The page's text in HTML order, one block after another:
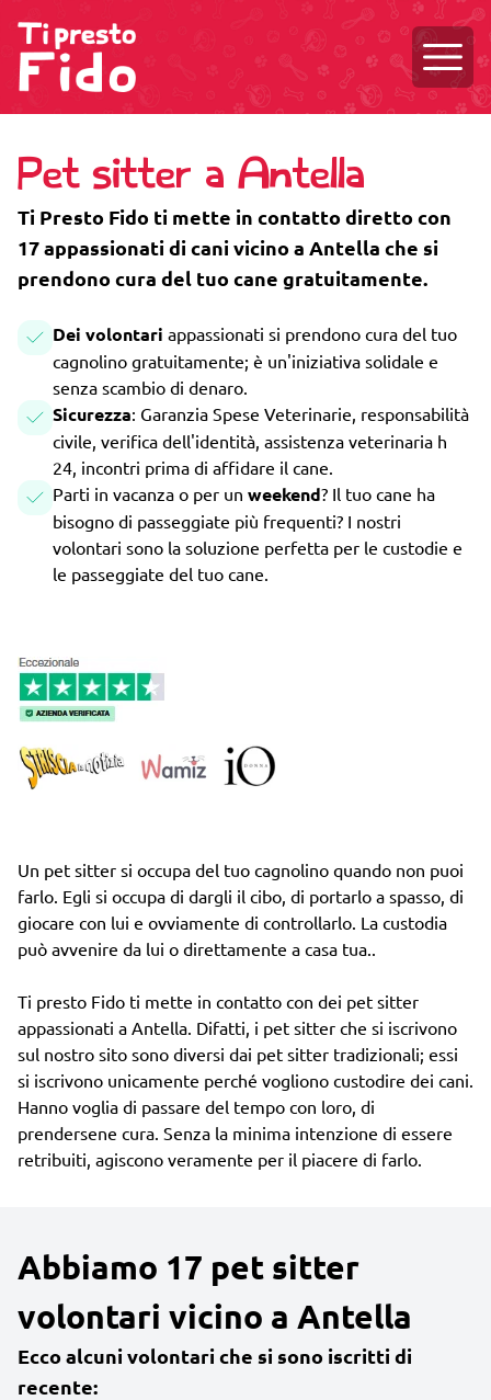
Pet sitter a Antella
Ti Presto Fido ti mette in contatto diretto con
17 appassionati di cani vicino a Antella che si
prendono cura del tuo cane gratuitamente.
Dei volontari appassionati si prendono cura del tuo
cagnolino gratuitamente; è un'iniziativa solidale e
senza scambio di denaro.
Sicurezza: Garanzia Spese Veterinarie, responsabilità
civile, verifica dell'identità, assistenza veterinaria h
24, incontri prima di affidare il cane.
Parti in vacanza o per un weekend? Il tuo cane ha
bisogno di passeggiate più frequenti? I nostri
volontari sono la soluzione perfetta per le custodie e
le passeggiate del tuo cane.
Un pet sitter si occupa del tuo cagnolino quando non puoi
farlo. Egli si occupa di dargli il cibo, di portarlo a spasso, di
giocare con lui e ovviamente di controllarlo. La custodia
può avvenire da lui o direttamente a casa tua..
Ti presto Fido ti mette in contatto con dei pet sitter
appassionati a Antella. Difatti, i pet sitter che si iscrivono
sul nostro sito sono diversi dai pet sitter tradizionali; essi
si iscrivono unicamente perché vogliono custodire dei cani.
Hanno voglia di passare del tempo con loro, di
prendersene cura. Senza la minima intenzione di essere
retribuiti, agiscono veramente per il piacere di farlo.
Abbiamo 17 pet sitter
volontari vicino a Antella
Ecco alcuni volontari che si sono iscritti di
recente: